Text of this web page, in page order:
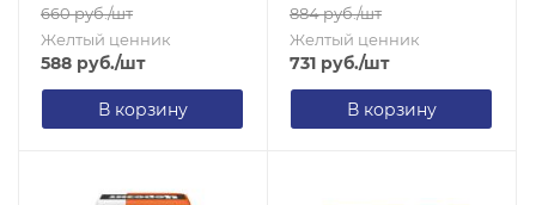
660руб./шт
Желтый ценник
588 руб./шт
В корзину
884руб./шт
Желтый ценник
731 руб./шт
В корзину